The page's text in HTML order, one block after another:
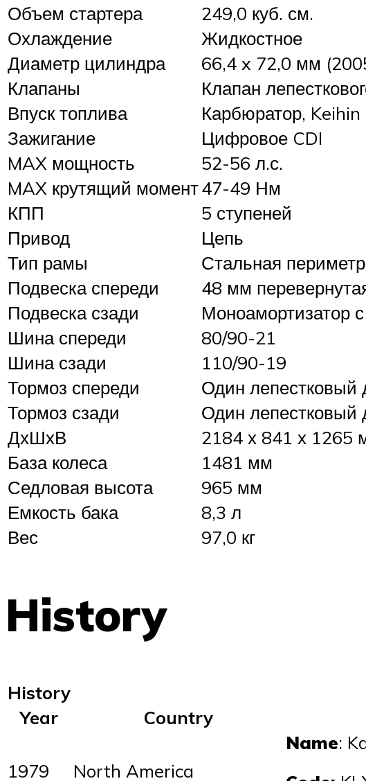
Объем стартера
249,0 куб. см.
Охлаждение
Жидкостное
Диаметр цилиндра
66,4 x 72,0 мм
Клапаны
Клапан
Впуск топлива
Карбюратор,
Зажигание
Цифровое CDI
MAX мощность
52-56 л.с.
MAX крутящий момент47-49 Нм
КПП
5 ступеней
Привод
Цепь
Тип рамы
Стальная
Подвеска спереди
48 мм
Подвеска сзади
Моноамортизатор
Шина спереди
80/90-21
Шина сзади
110/90-19
Тормоз спереди
Один лепестковый
Тормоз сзади
Один лепестковый
ДхШхВ
2184 х 841 х 1265
База колеса
1481 мм
Седловая высота
965 мм
Емкость бака
8,3 л
Вес
97,0 кг
History
History
Year
Country
1979 North America
Name: